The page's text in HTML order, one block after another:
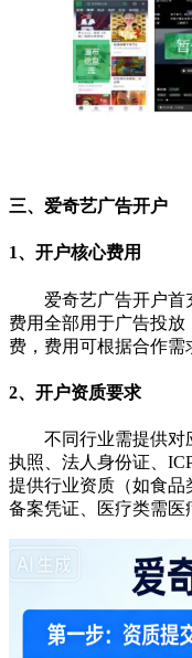
三、爱奇艺广告开户
1、开户核心费用
爱奇艺广告开户首
费用全部用于广告投
费，费用可根据合作需
2、开户资质要求
不同行业需提供对
执照、法人身份证、
提供行业资质（如食
备案凭证、医疗类需医